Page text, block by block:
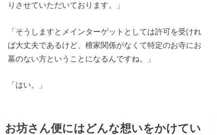
りさせていただいております。」
「そうしますとメインターゲットとしては許可を受けれ
ば大丈夫であるけど、檀家関係がなくて特定のお寺にお
墓のない方ということになるんですね。」
「はい。」
お坊さん便にはどんな想いをかけてい